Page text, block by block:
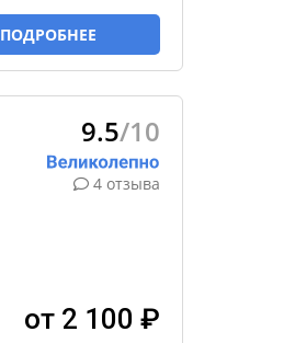
ПОДРОБНЕЕ
9.5/10
4 отзыва
от 2 100 ₽